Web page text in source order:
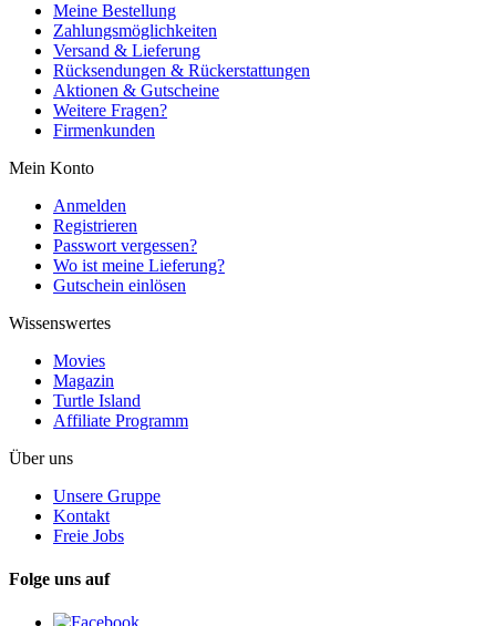
Meine Bestellung
Zahlungsmöglichkeiten
Versand & Lieferung
Rücksendungen & Rückerstattungen
Aktionen & Gutscheine
Weitere Fragen?
Firmenkunden
Mein Konto
Anmelden
Registrieren
Passwort vergessen?
Wo ist meine Lieferung?
Gutschein einlösen
Wissenswertes
Movies
Magazin
Turtle Island
Affiliate Programm
Über uns
Unsere Gruppe
Kontakt
Freie Jobs
Folge uns auf